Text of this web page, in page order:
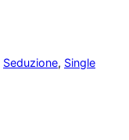
Seduzione, Single